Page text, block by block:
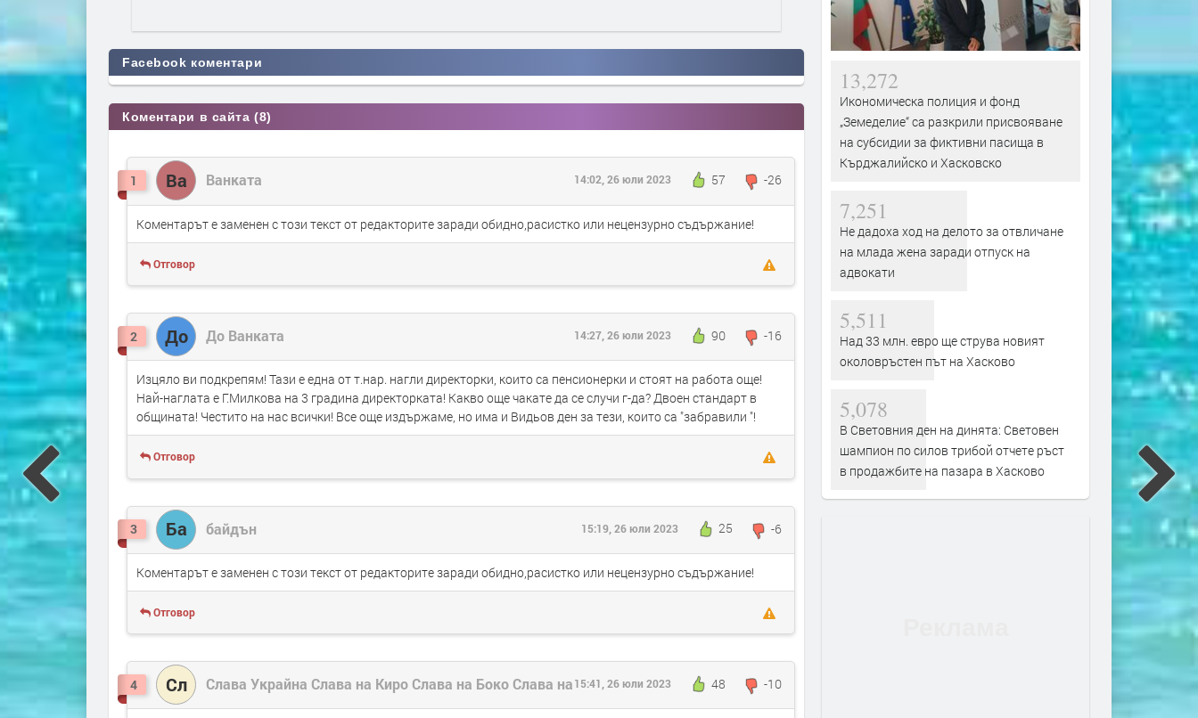
Facebook коментари
Коментари в сайта (8)
1 Ва Ванката 57 -26
14:02, 26 юли 2023
Коментарът е заменен с този текст от редакторите заради обидно,расистко или нецензурно съдържание!
Отговор
2 До До Ванката 90 -16
14:27, 26 юли 2023
Изцяло ви подкрепям! Тази е една от т.нар. нагли директорки, които са пенсионерки и стоят на работа още!
Най-наглата е Г.Милкова на 3 градина директорката! Какво още чакате да се случи г-да? Двоен стандарт в
общината! Честито на нас всички! Все още издържаме, но има и Видьов ден за тези, които са "забравили "!
Отговор
3 Ба байдън 25 -6
15:19, 26 юли 2023
Коментарът е заменен с този текст от редакторите заради обидно,расистко или нецензурно съдържание!
Отговор
4 Сл Слава Украйна Слава на Киро Слава на Боко Слава на 48 -10
15:41, 26 юли 2023
13,272
Икономическа полиция и фонд
„Земеделие“ са разкрили присвояване
на субсидии за фиктивни пасища в
Кърджалийско и Хасковско
7,251
Не дадоха ход на делото за отвличане
на млада жена заради отпуск на
адвокати
5,511
Над 33 млн. евро ще струва новият
околовръстен път на Хасково
5,078
В Световния ден на динята: Световен
шампион по силов трибой отчете ръст
в продажбите на пазара в Хасково